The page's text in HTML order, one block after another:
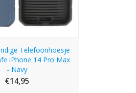
Telefoonhoesje
iPhone 14 Pro Max
- Navy
€14,95